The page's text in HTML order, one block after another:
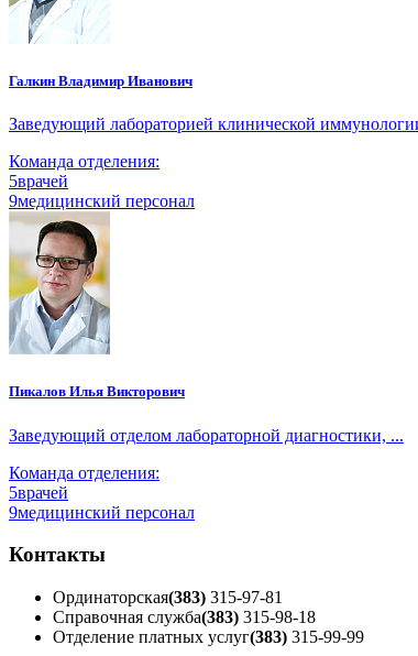
Галкин Владимир Иванович
Заведующий лабораторией клинической
Команда отделения:
5врачей
9медицинский персонал
Пикалов Илья Викторович
Заведующий отделом лабораторной диагностики, ...
Команда отделения:
5врачей
9медицинский персонал
Контакты
Ординаторская(383) 315-97-81
Справочная служба(383) 315-98-18
Отделение платных услуг(383) 315-99-99